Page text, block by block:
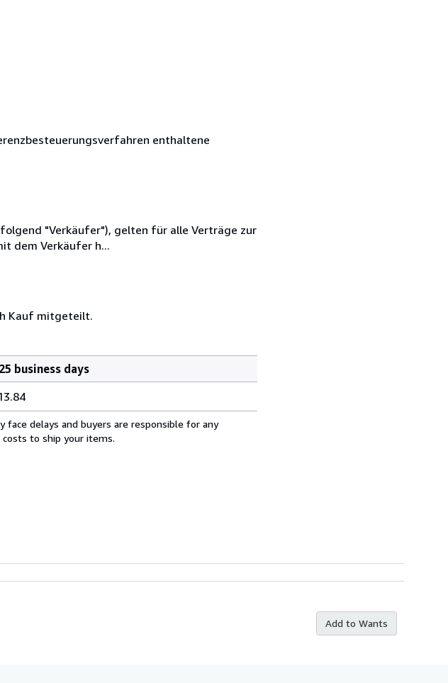
enthaltene
"Verkäufer"), gelten für alle Verträge zur
dem Verkäufer h...
Kauf mitgeteilt.
business days
face delays and buyers are responsible for any
costs to ship your items.
Add to Wants